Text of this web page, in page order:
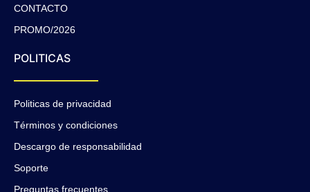
CONTACTO
PROMO/2026
POLITICAS
Politicas de privacidad
Términos y condiciones
Descargo de responsabilidad
Soporte
Preguntas frecuentes